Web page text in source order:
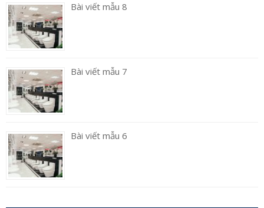
Bài viết mẫu 8
Bài viết mẫu 7
Bài viết mẫu 6